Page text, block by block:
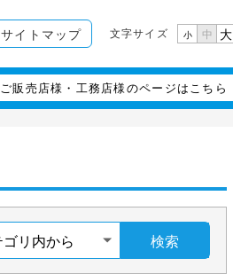
サイトマップ 文字サイズ 小 中 大
ご販売店様・工務店様のページはこちら
検索